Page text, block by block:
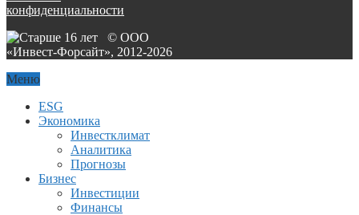
конфиденциальности
© ООО
«Инвест-Форсайт», 2012-2026
Меню
ESG
Экономика
Инвестклимат
Аналитика
Прогнозы
Бизнес
Инвестиции
Финансы